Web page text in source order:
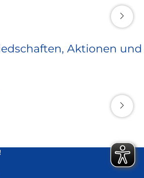
Aktionen und